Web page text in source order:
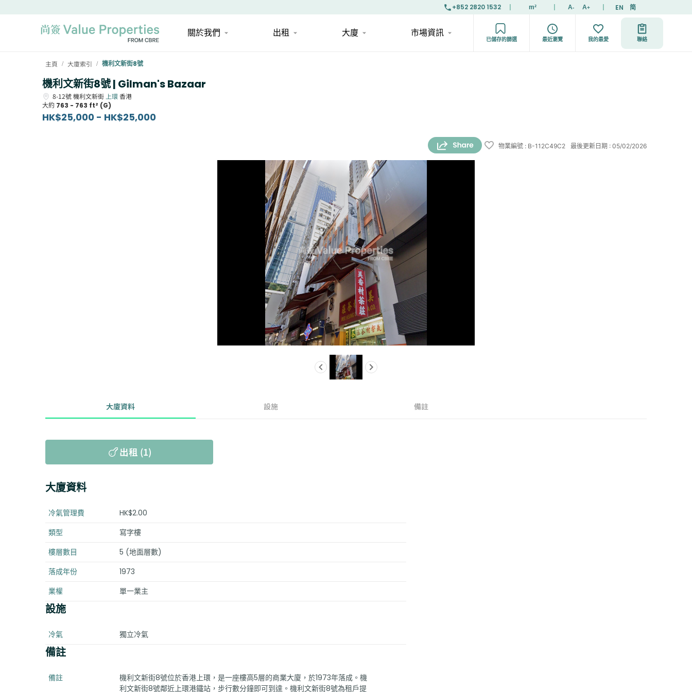
+852 2820 1532 m² A- A+ EN 简
關於我們 出租 大廈 市場資訊
已儲存的篩選 最近瀏覽 我的最愛 聯絡
主頁 / 大廈索引 / 機利文新街8號
機利文新街8號 | Gilman's Bazaar
8-12號機利文新街 上環香港
大約 763 - 763 ft² (G)
HK$25,000 - HK$25,000
物業編號 : B-112C49C2 最後更新日期 : 05/02/2026
大廈資料 設施 備註
出租 (1)
大廈資料
冷氣管理費
HK$2.00
類型
寫字樓
樓層數目
5 (地面層數)
落成年份
1973
業權
單一業主
設施
冷氣 獨立冷氣
備註
備註
機利文新街8號位於香港上環，是一座樓高5層的商業大廈，於1973年落成。機
利文新街8號鄰近上環港鐵站，步行數分鐘即可到達。機利文新街8號為租戶提